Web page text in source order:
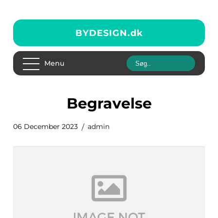
BYDESIGN.dk
Menu
begravelse
06 December 2023 admin